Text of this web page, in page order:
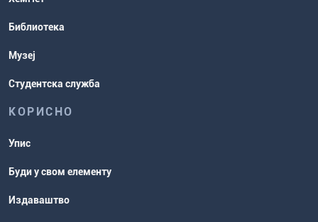
рокови
Библиотека
Музеј
Студентска служба
КОРИСНО
Упис
Буди у свом елементу
Издаваштво